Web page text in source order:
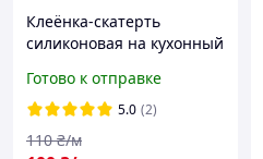
Клеёнка-скатерть
силиконовая на кухонный
Готово к отправке
5.0 (2)
110 ₴/м